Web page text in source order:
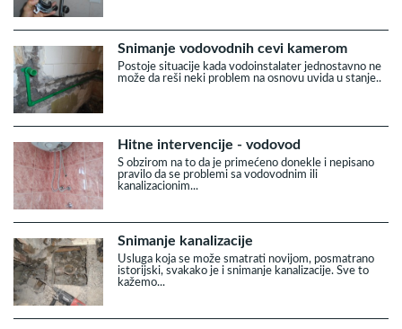
Snimanje vodovodnih cevi kamerom
Postoje situacije kada vodoinstalater jednostavno ne
može da reši neki problem na osnovu uvida u stanje..
Hitne intervencije - vodovod
S obzirom na to da je primećeno donekle i nepisano
pravilo da se problemi sa vodovodnim ili
kanalizacionim...
Snimanje kanalizacije
Usluga koja se može smatrati novijom, posmatrano
istorijski, svakako je i snimanje kanalizacije. Sve to
kažemo...